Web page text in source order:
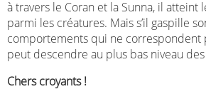
à travers le Coran et la Sunna, il atteint
parmi les créatures. Mais s’il gaspille
comportements qui ne correspondent
peut descendre au plus bas niveau
Chers croyants !